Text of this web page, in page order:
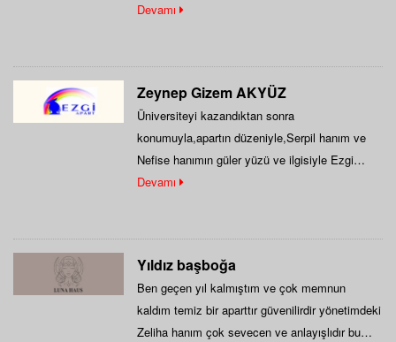
Devamı
Zeynep Gizem AKYÜZ
Üniversiteyi kazandıktan sonra
konumuyla,apartın düzeniyle,Serpil hanım ve
Nefise hanımın güler yüzü ve ilgisiyle Ezgi
Apartı tercih ettim ve 5 yıldır…
Devamı
Yıldız başboğa
Ben geçen yıl kalmıştım ve çok memnun
kaldım temiz bir aparttır güvenilirdir yönetimdeki
Zeliha hanım çok sevecen ve anlayışlıdır bu…